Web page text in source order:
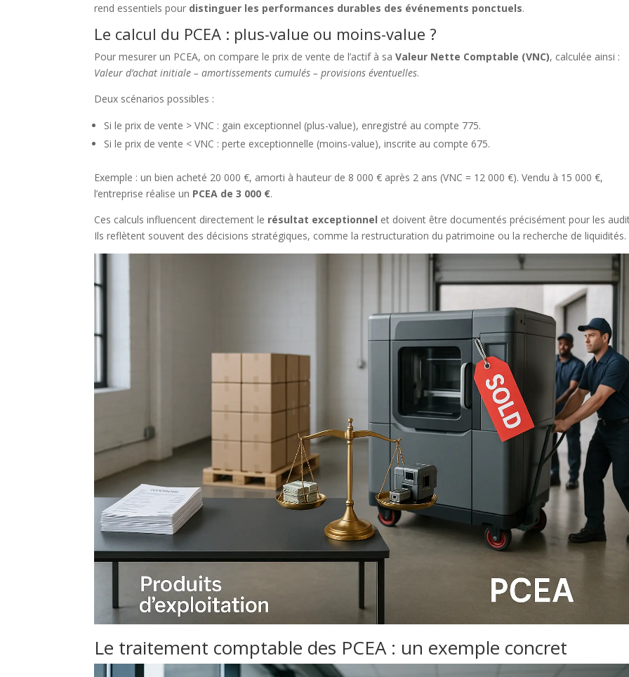
rend essentiels pour distinguer les performances durables des événements ponctuels.
Le calcul du PCEA : plus-value ou moins-value ?
Pour mesurer un PCEA, on compare le prix de vente de l’actif à saValeur Nette Comptable (VNC), calculée ainsi :
Valeur d’achat initiale – amortissements cumulés – provisions éventuelles.
Deux scénarios possibles :
Si le prix de vente > VNC : gain exceptionnel (plus-value), enregistré au compte 775.
Si le prix de vente < VNC : perte exceptionnelle (moins-value), inscrite au compte 675.
Exemple : un bien acheté 20 000 €, amorti à hauteur de 8 000 € après 2 ans (VNC = 12 000 €). Vendu à 15 000 €,
l’entreprise réalise un PCEA de 3 000 €.
Ces calculs influencent directement le résultat exceptionnel et doivent être documentés précisément pour les
Ils reflètent souvent des décisions stratégiques, comme la restructuration du patrimoine ou la recherche de liquidités.
Le traitement comptable des PCEA : un exemple concret